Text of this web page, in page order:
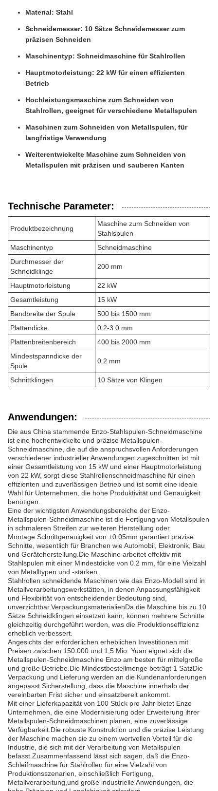
Material: Stahl
Schneidemesser: 10 Sätze Schneidemesser zum
präzisen Schneiden
Maschinentyp: Schneidmaschine für Stahlrollen
Hauptmotorleistung: 22 kW für einen effizienten
Betrieb
Hochleistungsmaschine zum Schneiden von
Stahlrollen, geeignet für verschiedene Metallspulen
Maschinen zum Schneiden von Metallspulen, für
langfristige Verwendung
Weiterentwickelte Maschine zum Schneiden von
Metallspulen mit präzisen und sauberen Kanten
Technische Parameter:
Produktbezeichnung
Maschine zum Schneiden von
Stahlspulen
Maschinentyp
Schneidmaschine
Durchmesser der
Schneidklinge
200 mm
Hauptmotorleistung
22 kW
Gesamtleistung
15 kW
Bandbreite der Spule
500 bis 1500 mm
Plattendicke
0.2-3.0 mm
Plattenbreitenbereich
400 bis 2000 mm
Mindestspanndicke der
Spule
0.2 mm
Schnittklingen 10 Sätze von Klingen
Anwendungen:
Die aus China stammende Enzo-Stahlspulen-Schneidmaschine
ist eine hochentwickelte und präzise Metallspulen-
Schneidmaschine, die auf die anspruchsvollen Anforderungen
verschiedener industrieller Anwendungen zugeschnitten ist.mit
einer Gesamtleistung von 15 kW und einer Hauptmotorleistung
von 22 kW, sorgt diese Stahlrollenschneidmaschine für einen
effizienten und zuverlässigen Betrieb und ist somit eine ideale
Wahl für Unternehmen, die hohe Produktivität und Genauigkeit
benötigen.
Eine der wichtigsten Anwendungsbereiche der Enzo-
Metallspulen-Schneidmaschine ist die Fertigung von Metallspulen
in schmaleren Streifen zur weiteren Herstellung oder
Montage.Schnittgenauigkeit von ±0.05mm garantiert präzise
Schnitte, wesentlich für Branchen wie Automobil, Elektronik, Bau
und Geräteherstellung.Die Maschine arbeitet effektiv mit
Stahlspulen mit einer Mindestdicke von 0.2 mm, für eine Vielzahl
von Metalltypen und -stärken.
Stahlrollen schneidende Maschinen wie das Enzo-Modell sind in
Metallverarbeitungswerkstätten, in denen Anpassungsfähigkeit
und Flexibilität von entscheidender Bedeutung sind,
unverzichtbar.VerpackungsmaterialienDa die Maschine bis zu 10
Sätze Schneidklingen einsetzen kann, können mehrere Schnitte
gleichzeitig durchgeführt werden, was die Produktionseffizienz
erheblich verbessert.
Angesichts der erforderlichen erheblichen Investitionen mit
Preisen zwischen 150.000 und 1,5 Mio. Yuan eignet sich die
Metallspulen-Schneidmaschine Enzo am besten für mittelgroße
und große Betriebe.Die Mindestbestellmenge beträgt 1 SatzDie
Verpackung und Lieferung werden an die Kundenanforderungen
angepasst.Sicherstellung, dass die Maschine innerhalb der
vereinbarten Frist sicher und einsatzbereit ankommt.
Mit einer Lieferkapazität von 100 Stück pro Jahr bietet Enzo
Unternehmen, die eine Modernisierung oder Erweiterung ihrer
Metallspulen-Schneidmaschinen planen, eine zuverlässige
Verfügbarkeit.Die robuste Konstruktion und die präzise Leistung
der Maschine machen sie zu einem wertvollen Vorteil für die
Industrie, die sich mit der Verarbeitung von Metallspulen
befasst.Zusammenfassend lässt sich sagen, daß die Enzo-
Schleifmaschine für Stahlrollen für eine Vielzahl von
Produktionsszenarien, einschließlich Fertigung,
Metallverarbeitung,und große industrielle Anwendungen, die